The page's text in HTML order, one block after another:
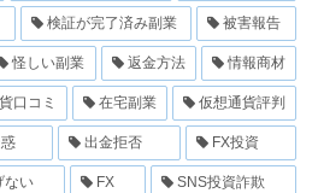
検証が完了済み副業 被害報告
怪しい副業 返金方法 情報商材
口コミ 在宅副業 仮想通貨評判
出金拒否 FX投資
ない FX SNS投資詐欺